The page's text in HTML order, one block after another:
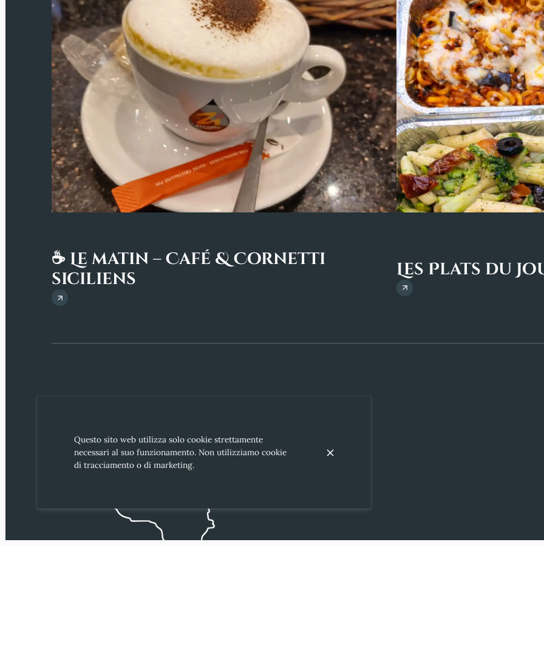
☕ Le matin – Café & Cornetti
siciliens
Les Plats du
Questo sito web utilizza solo cookie strettamente
necessari al suo funzionamento. Non utilizziamo cookie
di tracciamento o di marketing.